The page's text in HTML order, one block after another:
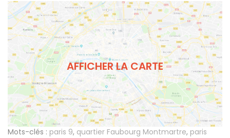
AFFICHER LA CARTE
Mots-clés : paris 9, quartier Faubourg Montmartre, paris